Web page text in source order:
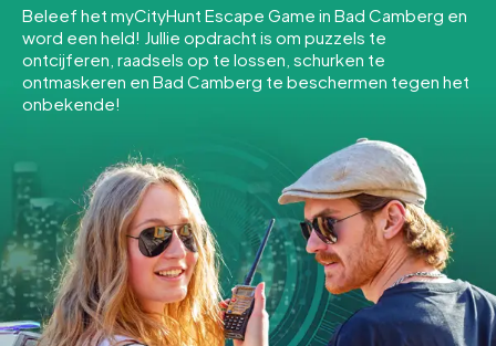
Tours
Teamevenement
INT AT CH
DE
ES
FR UK
IE
IT
NL
Beleef het myCityHunt Escape Game in Bad Camberg en
word een held! Jullie opdracht is om puzzels te
ontcijferen, raadsels op te lossen, schurken te
ontmaskeren en Bad Camberg te beschermen tegen het
onbekende!